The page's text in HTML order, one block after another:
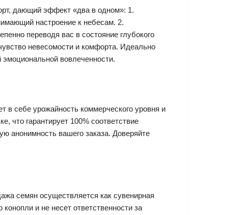
дающий эффект «два в одном»: 1.
настроение к небесам. 2.
переводя вас в состояние глубокого
невесомости и комфорта. Идеально
эмоциональной вовлеченности.
в себе урожайность коммерческого уровня и
что гарантирует 100% соответствие
анонимность вашего заказа. Доверяйте
семян осуществляется как сувенирная
и не несет ответственности за